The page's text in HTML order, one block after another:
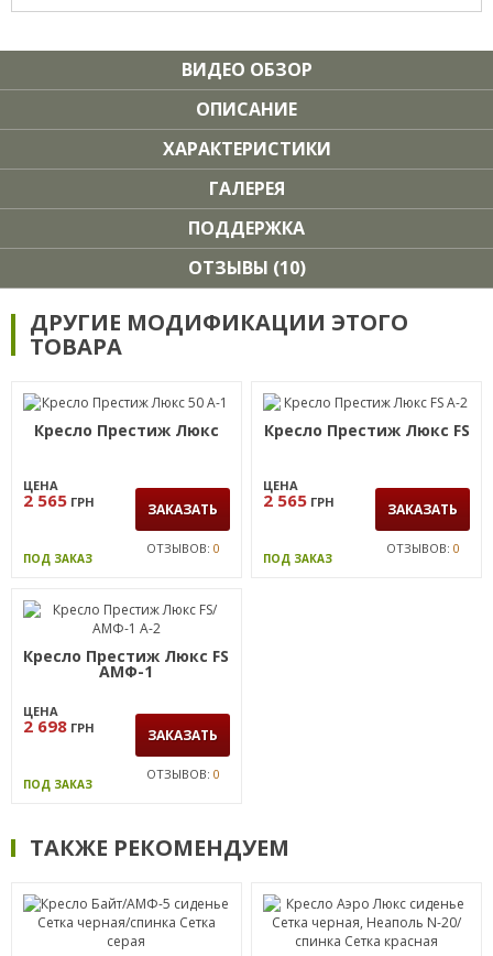
ВИДЕО ОБЗОР
ОПИСАНИЕ
ХАРАКТЕРИСТИКИ
ГАЛЕРЕЯ
ПОДДЕРЖКА
ОТЗЫВЫ (10)
ДРУГИЕ МОДИФИКАЦИИ ЭТОГО
ТОВАРА
Кресло Престиж Люкс
ЦЕНА
2 565 ГРН ЗАКАЗАТЬ
ПОД ЗАКАЗ
ОТЗЫВОВ: 0
Кресло Престиж Люкс FS
ЦЕНА
2 565 ГРН ЗАКАЗАТЬ
ПОД ЗАКАЗ
ОТЗЫВОВ: 0
Кресло Престиж Люкс FS
АМФ-1
ЦЕНА
2 698 ГРН ЗАКАЗАТЬ
ПОД ЗАКАЗ
ОТЗЫВОВ: 0
ТАКЖЕ РЕКОМЕНДУЕМ